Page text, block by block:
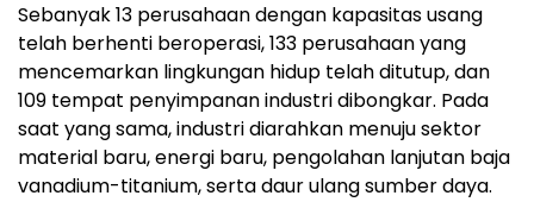
Sebanyak 13 perusahaan dengan kapasitas usang
telah berhenti beroperasi, 133 perusahaan yang
mencemarkan lingkungan hidup telah ditutup, dan
109 tempat penyimpanan industri dibongkar. Pada
saat yang sama, industri diarahkan menuju sektor
material baru, energi baru, pengolahan lanjutan baja
vanadium-titanium, serta daur ulang sumber daya.